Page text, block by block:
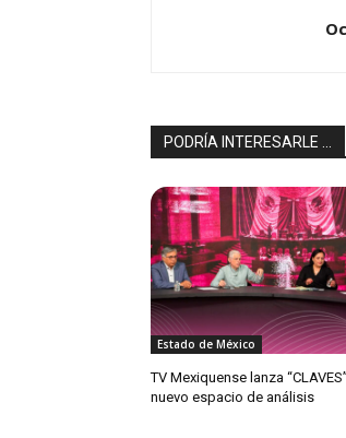
PODRÍA INTERESARLE ...
Estado de México
TV Mexiquense lanza “CLAVES”,
nuevo espacio de análisis